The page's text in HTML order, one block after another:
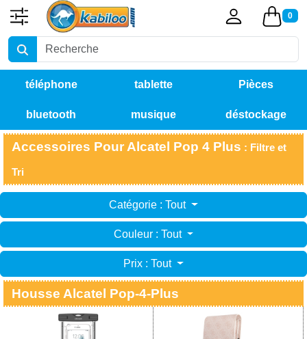
0
téléphone tablette Pièces
détachées
bluetooth musique déstockage
Accessoires Pour Alcatel Pop 4 Plus : Filtre et
Tri
Catégorie : Tout
Couleur : Tout
Prix : Tout
Housse Alcatel Pop-4-Plus